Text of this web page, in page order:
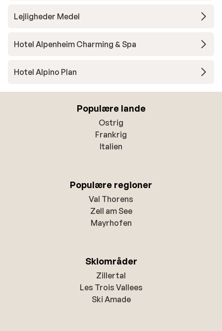
Lejligheder Medel
Hotel Alpenheim Charming & Spa
Hotel Alpino Plan
Populære lande
Ostrig
Frankrig
Italien
Populære regioner
Val Thorens
Zell am See
Mayrhofen
Skiområder
Zillertal
Les Trois Vallees
Ski Amade